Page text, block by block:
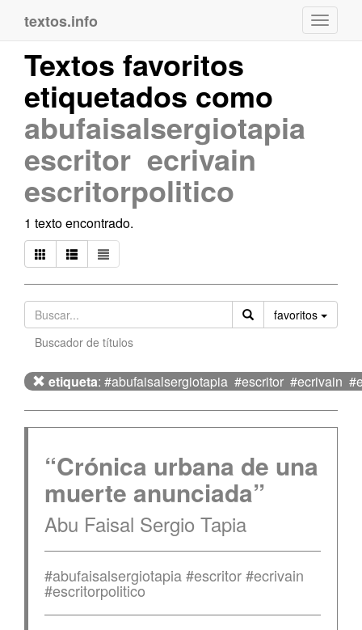
textos.info
Textos favoritos
etiquetados como
abufaisalsergiotapia
escritor ecrivain
escritorpolitico
1 texto encontrado.
favoritos
Buscador de títulos
etiqueta: #abufaisalsergiotapia #escritor #ecrivain
“Crónica urbana de una
muerte anunciada”
Abu Faisal Sergio Tapia
#abufaisalsergiotapia #escritor #ecrivain
#escritorpolitico